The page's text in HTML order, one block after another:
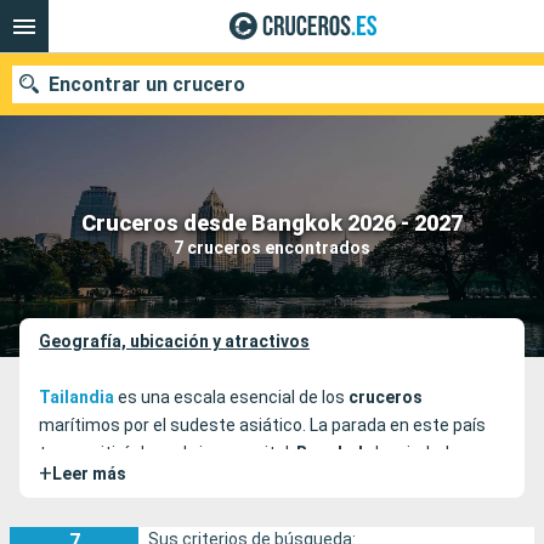
Cruceros desde Bangkok 2026 - 2027
7 cruceros encontrados
Encontrar un crucero
Nuestros destinos
Fecha de salida
Puertos
Buscar
Geografía, ubicación y atractivos
Tailandiaes una escala esencial de los cruceros
marítimos por el sudeste asiático. La parada en este país
te permitirá descubrir su capital, Bangkok
. La ciudad se
extiende por una superficie de 7.762 km², por lo que es una
hecho que se la conozca como la “Venecia de
+ Leer más
Sus criterios de búsqueda: